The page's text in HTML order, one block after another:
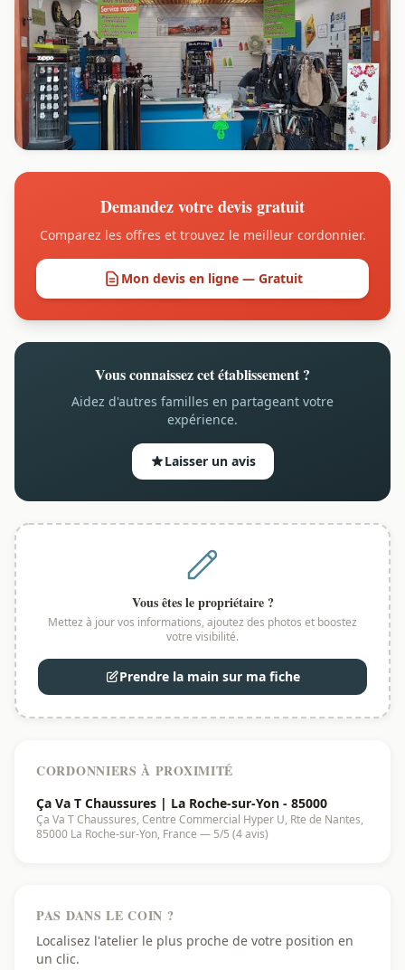
Demandez votre devis gratuit
Comparez les offres et trouvez le meilleur cordonnier.
Mon devis en ligne — Gratuit
Vous connaissez cet établissement ?
Aidez d'autres familles en partageant votre
expérience.
Laisser un avis
Vous êtes le propriétaire ?
Mettez à jour vos informations, ajoutez des photos et boostez
votre visibilité.
Prendre la main sur ma fiche
CORDONNIERS À PROXIMITÉ
Ça Va T Chaussures | La Roche-sur-Yon - 85000
Ça Va T Chaussures, Centre Commercial Hyper U, Rte de Nantes,
85000 La Roche-sur-Yon, France — 5/5 (4 avis)
PAS DANS LE COIN ?
Localisez l'atelier le plus proche de votre position en
un clic.